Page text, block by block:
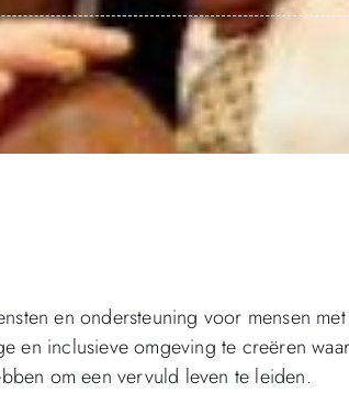
en ondersteuning voor mensen
en inclusieve omgeving te creëren
om een vervuld leven te leiden.